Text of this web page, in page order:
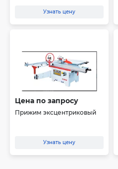
Узнать цену
Цена по запросу
Прижим эксцентриковый
Узнать цену